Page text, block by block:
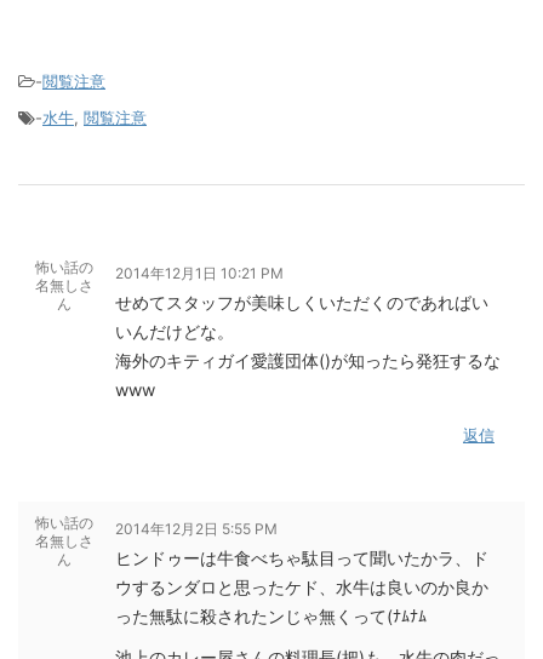
-閲覧注意
-水牛, 閲覧注意
怖い話の
名無しさ
ん
2014年12月1日 10:21 PM
せめてスタッフが美味しくいただくのであればい
いんだけどな。
海外のキティガイ愛護団体()が知ったら発狂するな
www
返信
怖い話の
名無しさ
ん
2014年12月2日 5:55 PM
ヒンドゥーは牛食べちゃ駄目って聞いたかラ、ド
ウするンダロと思ったケド、水牛は良いのか良か
った無駄に殺されたンじゃ無くって(ﾅﾑﾅﾑ